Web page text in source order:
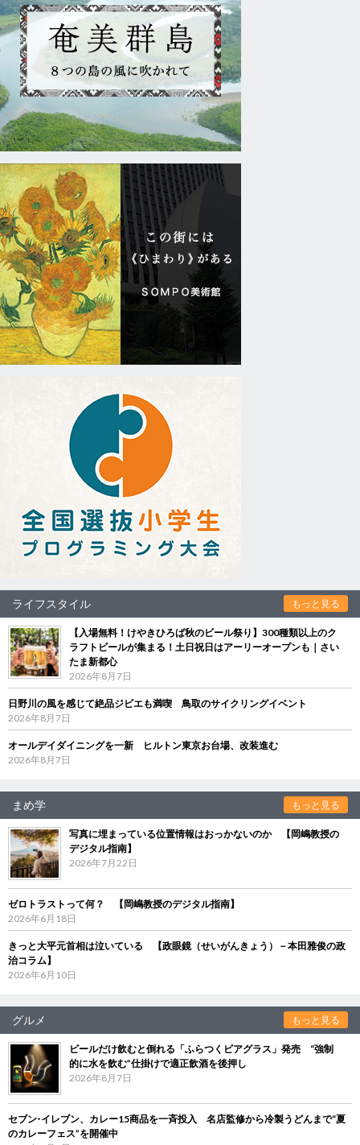
ライフスタイル もっと見る
【入場無料！けやきひろば秋のビール祭り】300種類以上のク
ラフトビールが集まる！土日祝日はアーリーオープンも｜さい
たま新都心
2026年8月7日
日野川の風を感じて絶品ジビエも満喫 鳥取のサイクリングイベント
2026年8月7日
オールデイダイニングを一新 ヒルトン東京お台場、改装進む
2026年8月7日
まめ学 もっと見る
写真に埋まっている位置情報はおっかないのか 【岡嶋教授の
デジタル指南】
2026年7月22日
ゼロトラストって何？ 【岡嶋教授のデジタル指南】
2026年6月18日
きっと大平元首相は泣いている 【政眼鏡（せいがんきょう）－本田雅俊の政
治コラム】
2026年6月10日
グルメ もっと見る
ビールだけ飲むと倒れる「ふらつくビアグラス」発売 “強制
的に水を飲む”仕掛けで適正飲酒を後押し
2026年8月7日
セブン‐イレブン、カレー15商品を一斉投入 名店監修から冷製うどんまで“夏
のカレーフェス”を開催中